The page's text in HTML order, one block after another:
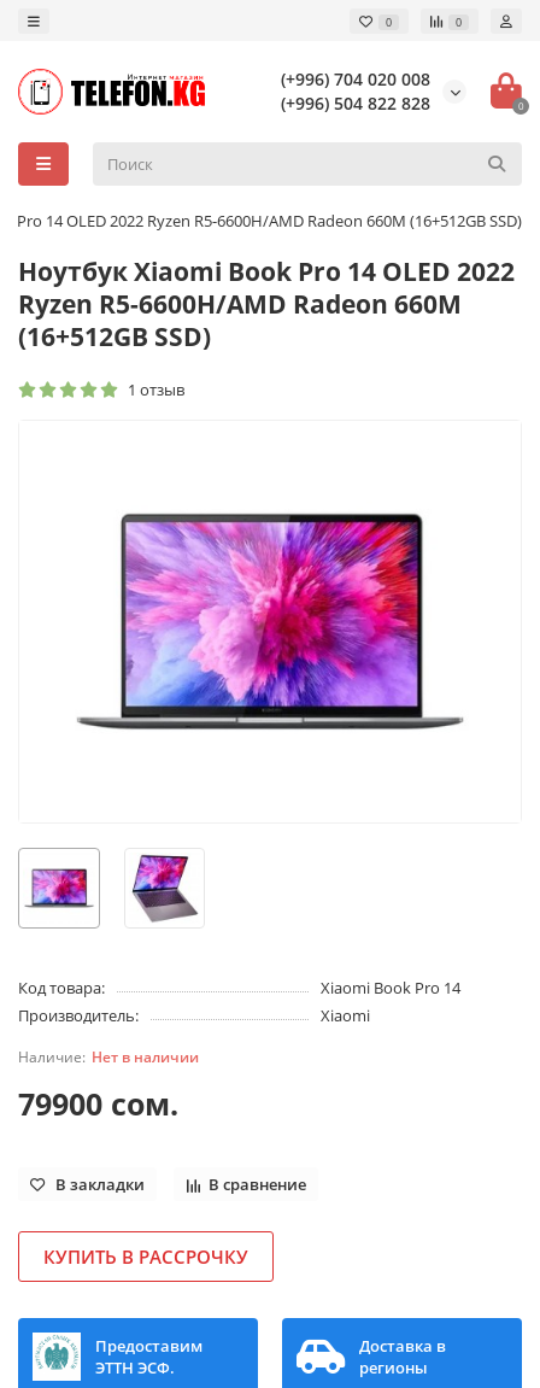
0 0
(+996) 704 020 008
(+996) 504 822 828
0
Pro 14 OLED 2022 Ryzen R5-6600H/AMD Radeon 660M (16+512GB SSD)
Ноутбук Xiaomi Book Pro 14 OLED 2022
Ryzen R5-6600H/AMD Radeon 660M
(16+512GB SSD)
1 отзыв
Код товара:
Xiaomi Book Pro 14
Производитель:
Xiaomi
Нет в наличии
79900 сом.
В закладки В сравнение
КУПИТЬ В РАССРОЧКУ
Предоставим
ЭТТН ЭСФ.
Доставка в
регионы